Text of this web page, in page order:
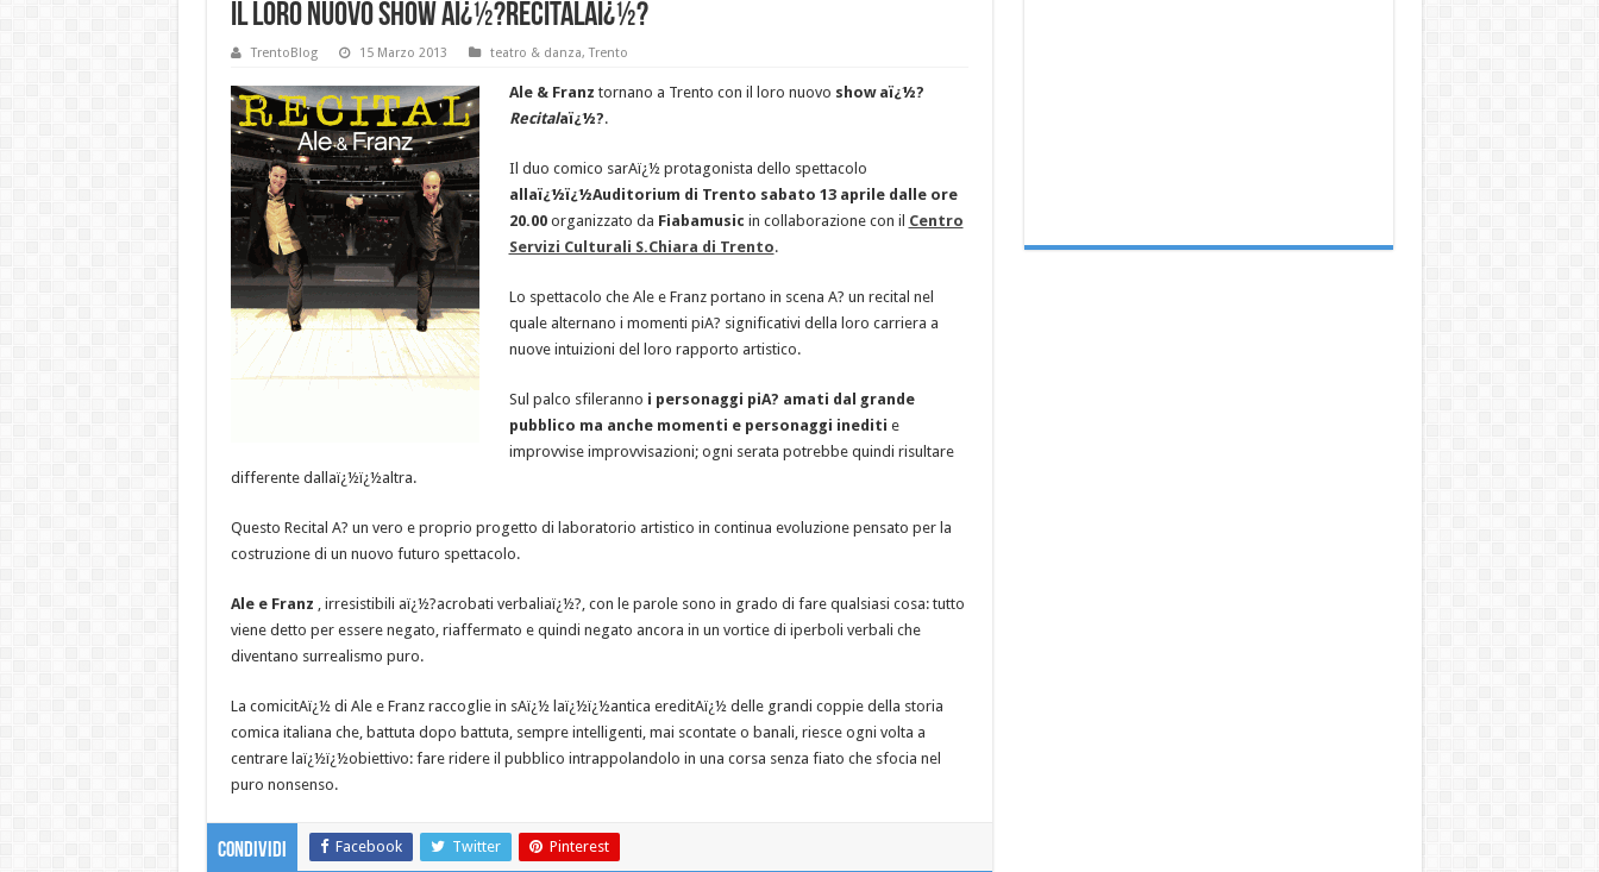
Il loro nuovo show aï¿½?Recitalaï¿½?
TrentoBlog 15 Marzo 2013 teatro & danza,Trento
Ale & Franz tornano a Trento con il loro nuovo show aï¿½?
Recitalaï¿½?.
Il duo comico sarAï¿½ protagonista dello spettacolo
allaï¿½ï¿½Auditorium di Trento sabato 13 aprile dalle ore
20.00organizzato da Fiabamusic in collaborazione con il Centro
Servizi Culturali S.Chiara di Trento.
Lo spettacolo che Ale e Franz portano in scena A? un recital nel
quale alternano i momenti piA? significativi della loro carriera a
nuove intuizioni del loro rapporto artistico.
Sul palco sfileranno i personaggi piA? amati dal grande
pubblico ma anche momenti e personaggi inediti e
improvvise improvvisazioni; ogni serata potrebbe quindi risultare
differente dallaï¿½ï¿½altra.
Questo Recital A? un vero e proprio progetto di laboratorio artistico in continua evoluzione pensato per la
costruzione di un nuovo futuro spettacolo.
Ale e Franz , irresistibili aï¿½?acrobati verbaliaï¿½?, con le parole sono in grado di fare qualsiasi cosa: tutto
viene detto per essere negato, riaffermato e quindi negato ancora in un vortice di iperboli verbali che
diventano surrealismo puro.
La comicitAï¿½ di Ale e Franz raccoglie in sAï¿½ laï¿½ï¿½antica ereditAï¿½ delle grandi coppie della storia
comica italiana che, battuta dopo battuta, sempre intelligenti, mai scontate o banali, riesce ogni volta a
centrare laï¿½ï¿½obiettivo: fare ridere il pubblico intrappolandolo in una corsa senza fiato che sfocia nel
puro nonsenso.
Condividi Facebook Twitter Pinterest